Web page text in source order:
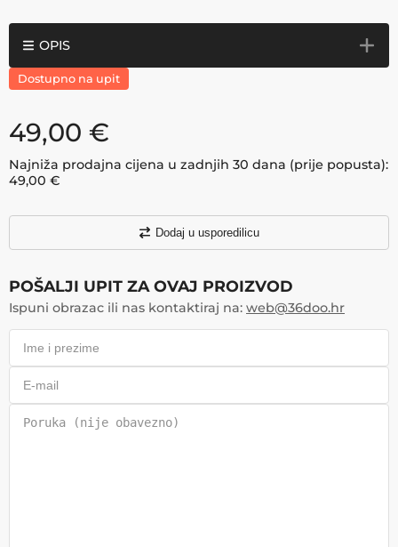
OPIS
Dostupno na upit
49,00 €
Najniža prodajna cijena u zadnjih 30 dana (prije popusta):
49,00 €
Dodaj u usporedilicu
POŠALJI UPIT ZA OVAJ PROIZVOD
Ispuni obrazac ili nas kontaktiraj na: web@36doo.hr